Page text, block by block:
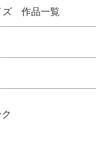
ズ 作品一覧